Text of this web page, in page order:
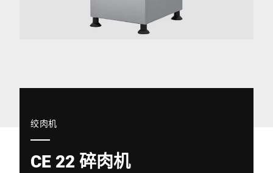
绞肉机
CE 22 碎肉机